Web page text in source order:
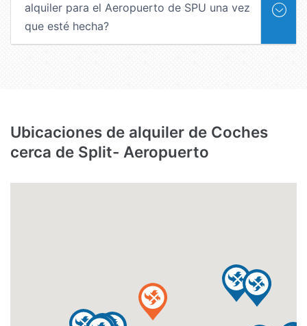
alquiler para el Aeropuerto de SPU una vez
que esté hecha?
Ubicaciones de alquiler de Coches
cerca de Split- Aeropuerto